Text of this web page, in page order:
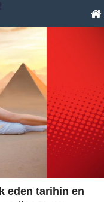
eden tarihin en